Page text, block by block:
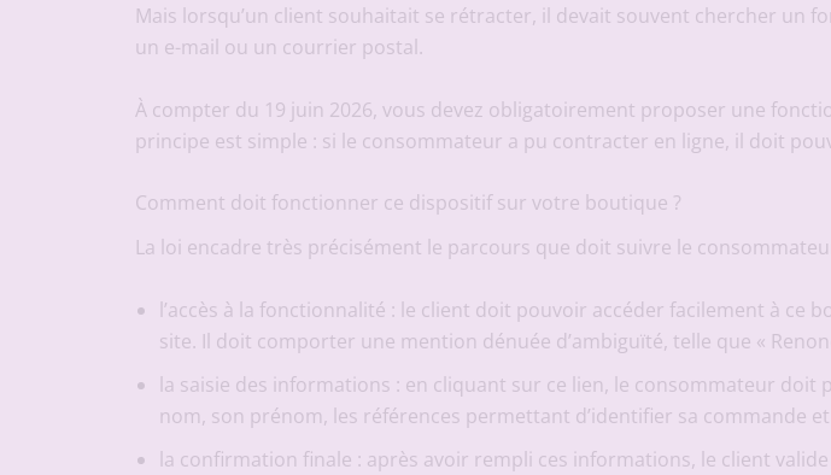
Mais lorsqu’un client souhaitait se rétracter, il devait souvent chercher un
un e-mail ou un courrier postal.
À compter du 19 juin 2026, vous devez obligatoirement proposer une
principe est simple : si le consommateur a pu contracter en ligne, il doit
Comment doit fonctionner ce dispositif sur votre boutique ?
La loi encadre très précisément le parcours que doit suivre le
l’accès à la fonctionnalité : le client doit pouvoir accéder facilement à
site. Il doit comporter une mention dénuée d’ambiguïté, telle que «
la saisie des informations : en cliquant sur ce lien, le consommateur
nom, son prénom, les références permettant d’identifier sa commande
la confirmation finale : après avoir rempli ces informations, le client